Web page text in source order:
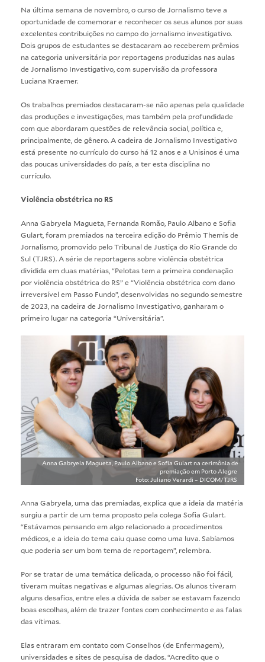
Na última semana de novembro, o curso de Jornalismo teve a
oportunidade de comemorar e reconhecer os seus alunos por suas
excelentes contribuições no campo do jornalismo investigativo.
Dois grupos de estudantes se destacaram ao receberem prêmios
na categoria universitária por reportagens produzidas nas aulas
de Jornalismo Investigativo, com supervisão da professora
Luciana Kraemer.
Os trabalhos premiados destacaram-se não apenas pela qualidade
das produções e investigações, mas também pela profundidade
com que abordaram questões de relevância social, política e,
principalmente, de gênero. A cadeira de Jornalismo Investigativo
está presente no currículo do curso há 12 anos e a Unisinos é uma
das poucas universidades do país, a ter esta disciplina no
currículo.
Violência obstétrica no RS
Anna Gabryela Magueta, Fernanda Romão, Paulo Albano e Sofia
Gulart, foram premiados na terceira edição do Prêmio Themis de
Jornalismo , promovido pelo Tribunal de Justiça do Rio Grande do
Sul (TJRS). A série de reportagens sobre violência obstétrica
dividida em duas matérias, “Pelotas tem a primeira condenação
por violência obstétrica do RS” e “Violência obstétrica com dano
irreversível em Passo Fundo”, desenvolvidas no segundo semestre
de 2023, na cadeira de Jornalismo Investigativo, ganharam o
primeiro lugar na categoria “Universitária”.
Anna Gabryela Magueta, Paulo Albano e Sofia Gulart na cerimônia de
premiação em Porto Alegre
Foto: Juliano Verardi – DICOM/TJRS
Anna Gabryela, uma das premiadas, explica que a ideia da matéria
surgiu a partir de um tema proposto pela colega Sofia Gulart.
“Estávamos pensando em algo relacionado a procedimentos
médicos, e a ideia do tema caiu quase como uma luva. Sabíamos
que poderia ser um bom tema de reportagem”, relembra.
Por se tratar de uma temática delicada, o processo não foi fácil,
tiveram muitas negativas e algumas alegrias. Os alunos tiveram
alguns desafios, entre eles a dúvida de saber se estavam fazendo
boas escolhas, além de trazer fontes com conhecimento e as falas
das vítimas.
Elas entraram em contato com Conselhos (de Enfermagem),
universidades e sites de pesquisa de dados. “Acredito que o